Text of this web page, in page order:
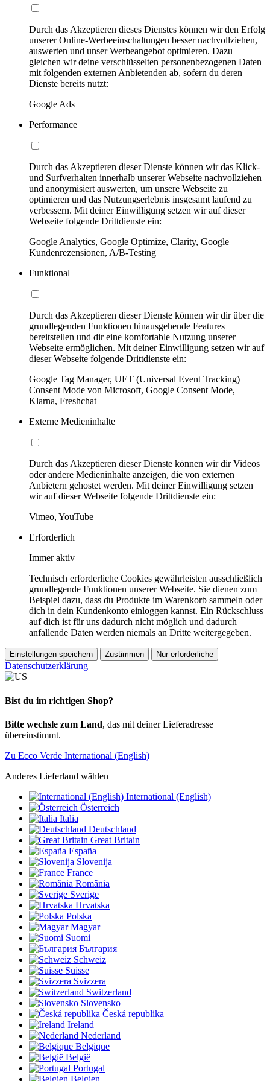
Durch das Akzeptieren dieses Dienstes können wir den Erfolg
unserer Online-Werbeeinschaltungen besser nachvollziehen,
auswerten und unser Werbeangebot optimieren. Dazu
gleichen wir deine verschlüsselten personenbezogenen Daten
mit folgenden externen Anbietenden ab, sofern du deren
Dienste bereits nutzt:
Google Ads
Performance
Durch das Akzeptieren dieser Dienste können wir das Klick-
und Surfverhalten innerhalb unserer Webseite nachvollziehen
und anonymisiert auswerten, um unsere Webseite zu
optimieren und das Nutzungserlebnis insgesamt laufend zu
verbessern. Mit deiner Einwilligung setzen wir auf dieser
Webseite folgende Drittdienste ein:
Google Analytics, Google Optimize, Clarity, Google
Kundenrezensionen, A/B-Testing
Funktional
Durch das Akzeptieren dieser Dienste können wir dir über die
grundlegenden Funktionen hinausgehende Features
bereitstellen und dir eine komfortable Nutzung unserer
Webseite ermöglichen. Mit deiner Einwilligung setzen wir auf
dieser Webseite folgende Drittdienste ein:
Google Tag Manager, UET (Universal Event Tracking)
Consent Mode von Microsoft, Google Consent Mode,
Klarna, Freshchat
Externe Medieninhalte
Durch das Akzeptieren dieser Dienste können wir dir Videos
oder andere Medieninhalte anzeigen, die von externen
Anbietern gehostet werden. Mit deiner Einwilligung setzen
wir auf dieser Webseite folgende Drittdienste ein:
Vimeo, YouTube
Erforderlich
Immer aktiv
Technisch erforderliche Cookies gewährleisten ausschließlich
grundlegende Funktionen unserer Webseite. Sie dienen zum
Beispiel dazu, dass du Produkte im Warenkorb sammeln oder
dich in dein Kundenkonto einloggen kannst. Ein Rückschluss
auf dich ist für uns dadurch nicht möglich und dadurch
anfallende Daten werden niemals an Dritte weitergegeben.
Einstellungen speichern Zustimmen Nur erforderliche
Datenschutzerklärung
Bist du im richtigen Shop?
Bitte wechsle zum Land, das mit deiner Lieferadresse
übereinstimmt.
Zu Ecco Verde International (English)
Anderes Lieferland wählen
International (English)
Österreich
Italia
Deutschland
Great Britain
España
Slovenija
France
România
Sverige
Hrvatska
Polska
Magyar
Suomi
България
Schweiz
Suisse
Svizzera
Switzerland
Slovensko
Česká republika
Ireland
Nederland
Belgique
België
Portugal
Belgien